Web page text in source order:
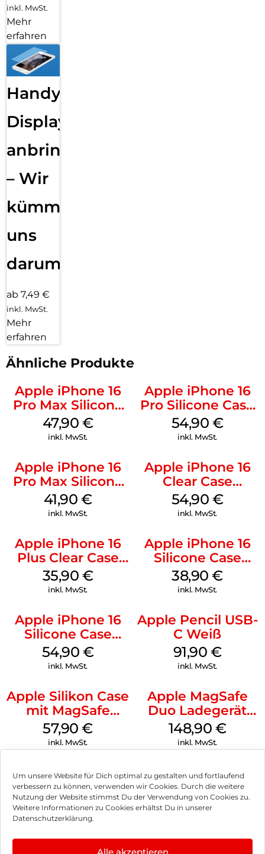
Um unsere Website für Dich optimal zu gestalten und fortlaufend
verbessern zu können, verwenden wir Cookies. Durch die weitere
Nutzung der Website stimmst Du der Verwendung von Cookies zu.
Weitere Informationen zu Cookies erhältst Du in unserer
Datenschutzerklärung.
Alle akzeptieren
inkl. MwSt.
Mehr
erfahren
Handy
Displayfolie
anbringen
– Wir
kümmern
uns
darum!
ab 7,49 €
inkl. MwSt.
Mehr
erfahren
Ähnliche Produkte
Apple iPhone 16
Pro Max Silicone
Case MagSafe
Black
47,90 €
inkl. MwSt.
Apple iPhone 16
Pro Silicone Case
MagSafe Black
54,90 €
inkl. MwSt.
Apple iPhone 16
Pro Max Silicone
Case MagSafe
Ultramarine
41,90 €
inkl. MwSt.
Apple iPhone 16
Clear Case
MagSafe
Transparent
54,90 €
inkl. MwSt.
Apple iPhone 16
Plus Clear Case
MagSafe
Transparent
35,90 €
inkl. MwSt.
Apple iPhone 16
Silicone Case
MagSafe
Ultramarine
38,90€
inkl. MwSt.
Apple iPhone 16
Silicone Case
MagSafe Lake
Green
54,90 €
inkl. MwSt.
Apple Pencil USB-
C Weiß
91,90 €
inkl. MwSt.
Apple Silikon Case
mit MagSafe
iPhone 14 Pro
(PRODUCT)RED
57,90€
inkl. MwSt.
Apple MagSafe
Duo Ladegerät
Weiß
148,90 €
inkl. MwSt.
Impressum